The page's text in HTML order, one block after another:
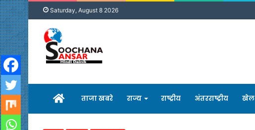
Saturday, August 8 2026
होम ताजा खबरे राज्य राष्ट्रीय अंतरराष्ट्रीय खेल